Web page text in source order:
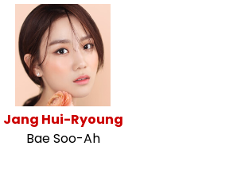
Jang Hui-Ryoung
Bae Soo-Ah